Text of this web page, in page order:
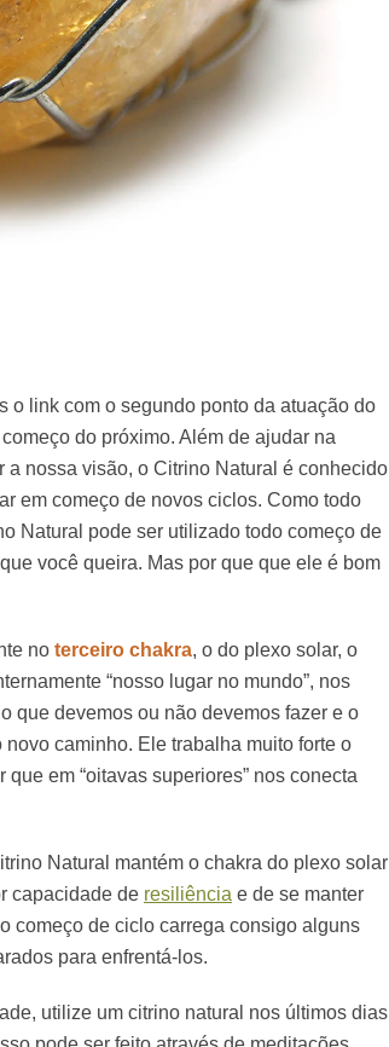
o link com o segundo ponto da atuação do
do próximo. Além de ajudar na
nossa visão, o Citrino Natural é conhecido
em começo de novos ciclos. Como todo
Natural pode ser utilizado todo começo de
você queira. Mas por que que ele é bom
no terceiro chakra, o do plexo solar, o
“nosso lugar no mundo”, nos
que devemos ou não devemos fazer e o
caminho. Ele trabalha muito forte o
em “oitavas superiores” nos conecta
Natural mantém o chakra do plexo solar
capacidade de resiliência e de se manter
começo de ciclo carrega consigo alguns
para enfrentá-los.
utilize um citrino natural nos últimos dias